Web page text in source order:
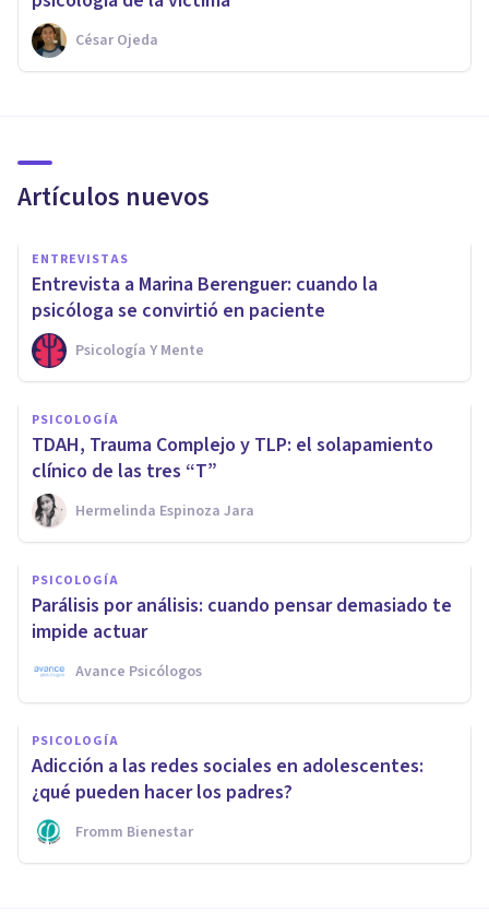
César Ojeda
Artículos nuevos
ENTREVISTAS
Entrevista a Marina Berenguer: cuando la
psicóloga se convirtió en paciente
Psicología Y Mente
PSICOLOGÍA
TDAH, Trauma Complejo y TLP: el solapamiento
clínico de las tres “T”
Hermelinda Espinoza Jara
PSICOLOGÍA
Parálisis por análisis: cuando pensar demasiado te
impide actuar
Avance Psicólogos
PSICOLOGÍA
Adicción a las redes sociales en adolescentes:
¿qué pueden hacer los padres?
Fromm Bienestar